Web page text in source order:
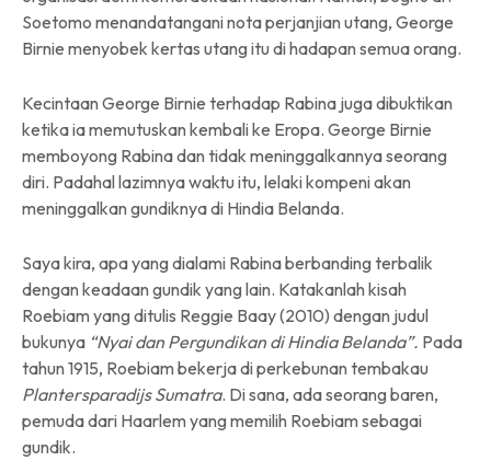
Soetomo menandatangani nota perjanjian utang, George
Birnie menyobek kertas utang itu di hadapan semua orang.
Kecintaan George Birnie terhadap Rabina juga dibuktikan
ketika ia memutuskan kembali ke Eropa. George Birnie
memboyong Rabina dan tidak meninggalkannya seorang
diri. Padahal lazimnya waktu itu, lelaki kompeni akan
meninggalkan gundiknya di Hindia Belanda.
Saya kira, apa yang dialami Rabina berbanding terbalik
dengan keadaan gundik yang lain. Katakanlah kisah
Roebiam yang ditulis Reggie Baay (2010) dengan judul
bukunya “Nyai dan Pergundikan di Hindia Belanda”. Pada
tahun 1915, Roebiam bekerja di perkebunan tembakau
Plantersparadijs Sumatra. Di sana, ada seorang baren,
pemuda dari Haarlem yang memilih Roebiam sebagai
gundik.